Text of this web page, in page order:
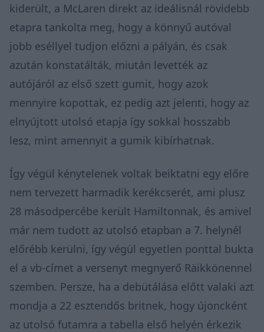
kiderült, a McLaren direkt az ideálisnál rövidebb
etapra tankolta meg, hogy a könnyű autóval
jobb eséllyel tudjon előzni a pályán, és csak
azután konstatálták, miután levették az
autójáról az első szett gumit, hogy azok
mennyire kopottak, ez pedig azt jelenti, hogy az
elnyújtott utolsó etapja így sokkal hosszabb
lesz, mint amennyit a gumik kibírhatnak.
Így végül kénytelenek voltak beiktatni egy előre
nem tervezett harmadik kerékcserét, ami plusz
28 másodpercébe került Hamiltonnak, és amivel
már nem tudott az utolsó etapban a 7. helynél
előrébb kerülni, így végül egyetlen ponttal bukta
el a vb-címet a versenyt megnyerő Räikkönennel
szemben. Persze, ha a debütálása előtt valaki azt
mondja a 22 esztendős britnek, hogy újoncként
az utolsó futamra a tabella első helyén érkezik